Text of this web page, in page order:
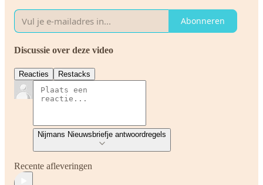
Abonneren
Discussie over deze video
Reacties Restacks
Nijmans Nieuwsbriefje antwoordregels
Recente afleveringen